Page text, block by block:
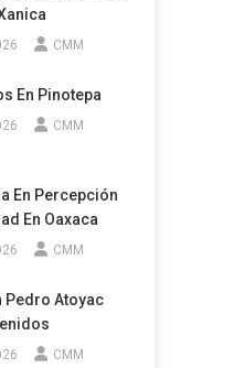
CMM
En Pinotepa
CMM
En Percepción
En Oaxaca
CMM
Pedro Atoyac
CMM